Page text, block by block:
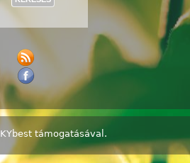
KYbest támogatásával.